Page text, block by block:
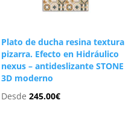
Plato de ducha resina textura
pizarra. Efecto en Hidráulico
nexus – antideslizante STONE
3D moderno
Desde245.00€